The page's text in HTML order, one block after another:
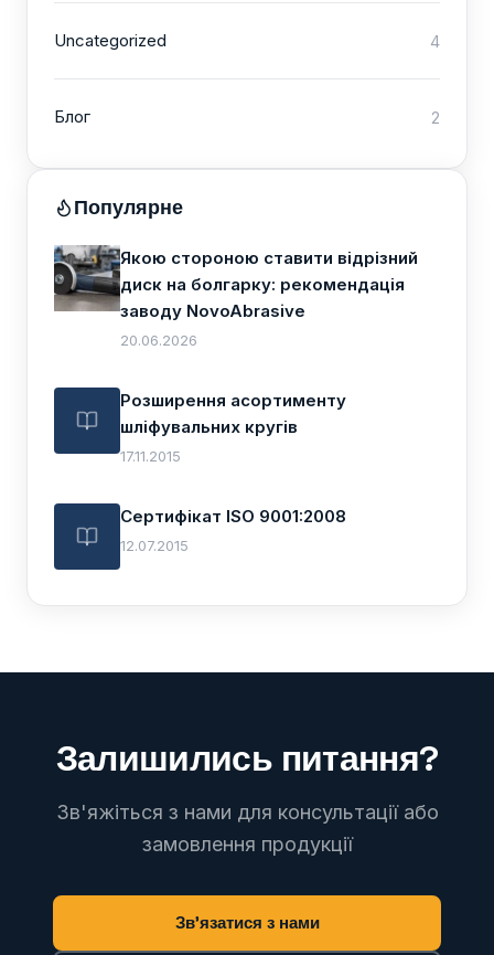
Uncategorized 4
Блог 2
Популярне
Якою стороною ставити відрізний
диск на болгарку: рекомендація
заводу NovoAbrasive
20.06.2026
Розширення асортименту
шліфувальних кругів
17.11.2015
Сертифікат ISO 9001:2008
12.07.2015
Залишились питання?
Зв'яжіться з нами для консультації або
замовлення продукції
Зв'язатися з нами